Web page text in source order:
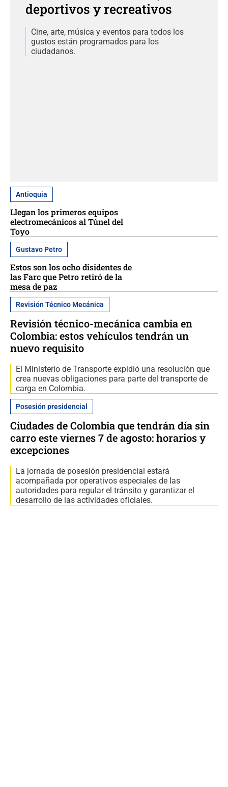
deportivos y recreativos
Cine, arte, música y eventos para todos los
gustos están programados para los
ciudadanos.
Antioquia
Llegan los primeros equipos
electromecánicos al Túnel del
Toyo
Gustavo Petro
Estos son los ocho disidentes de
las Farc que Petro retiró de la
mesa de paz
Revisión Técnico Mecánica
Revisión técnico-mecánica cambia en
Colombia: estos vehículos tendrán un
nuevo requisito
El Ministerio de Transporte expidió una resolución que
crea nuevas obligaciones para parte del transporte de
carga en Colombia.
Posesión presidencial
Ciudades de Colombia que tendrán día sin
carro este viernes 7 de agosto: horarios y
excepciones
La jornada de posesión presidencial estará
acompañada por operativos especiales de las
autoridades para regular el tránsito y garantizar el
desarrollo de las actividades oficiales.